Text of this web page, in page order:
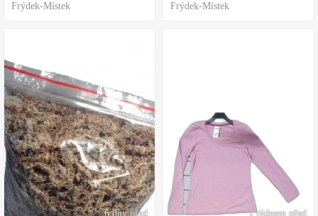
Frýdek-Místek
6 dny před
Frýdek-Místek
1 týdnem před